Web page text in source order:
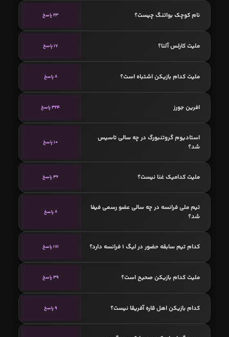
نام کوچک بواتنگ چیست؟ 23 پاسخ
ملیت کارلس آلنا؟ 17 پاسخ
ملیت کدام بازیکن اشتباه است؟ 8 پاسخ
افرین جورز 324 پاسخ
استادیوم گروتنبورگ در چه سالی تاسیس
شد؟
10 پاسخ
ملیت کدامیک غنا نیست؟ 36 پاسخ
تیم ملی فرانسه در چه سالی عضو رسمی فیفا
شد؟
8 پاسخ
کدام تیم سابقه حضور در لیگ 1 فرانسه دارد؟ 171 پاسخ
ملیت کدام بازیکن صحیح است؟ 39 پاسخ
کدام بازیکن اهل قاره آفریقا نیست؟ 9 پاسخ